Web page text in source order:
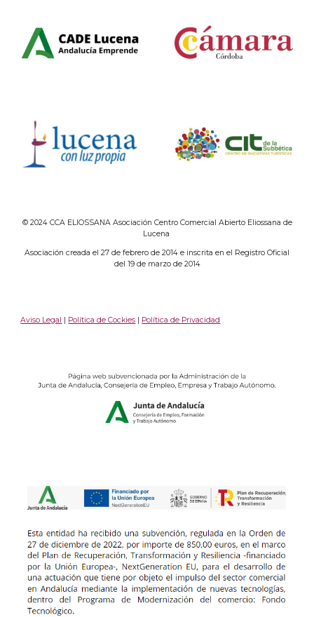
© 2024 CCA ELIOSSANA Asociación Centro Comercial Abierto Eliossana de
Lucena
Asociación creada el 27 de febrero de 2014 e inscrita en el Registro Oficial
del 19 de marzo de 2014
Aviso Legal | Política de Cockies | Política de Privacidad